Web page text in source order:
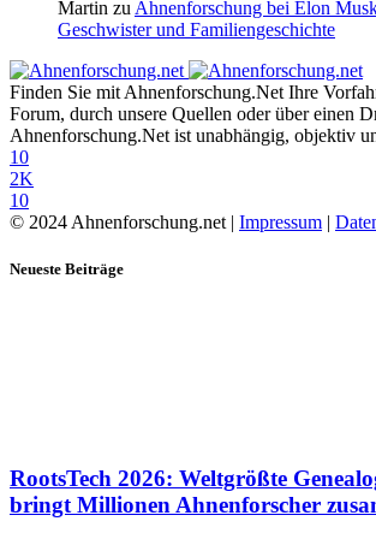
Martin zu Ahnenforschung bei Elon
Geschwister und Familiengeschichte
Finden Sie mit Ahnenforschung.Net Ihre
Forum, durch unsere Quellen oder über einen
Ahnenforschung.Net ist unabhängig, objektiv
10
2K
10
© 2024 Ahnenforschung.net | Impressum |
Neueste Beiträge
RootsTech 2026: Weltgrößte
bringt Millionen Ahnenforscher